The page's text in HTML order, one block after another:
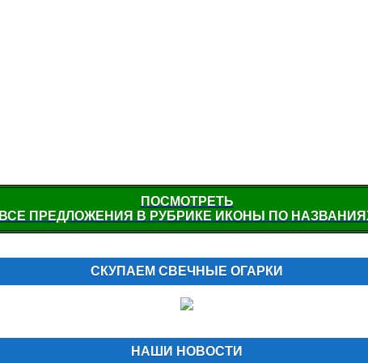
ПОСМОТРЕТЬ
ВСЕ ПРЕДЛОЖЕНИЯ В РУБРИКЕ ИКОНЫ ПО
СКУПАЕМ СВЕЧНЫЕ ОГАРКИ
НАШИ НОВОСТИ